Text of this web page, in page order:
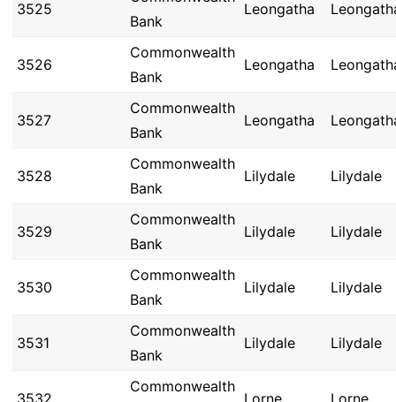
3525
Bank
Leongatha
3526
Commonwealth
Bank
Leongatha
3527
Commonwealth
Bank
Leongatha
3528
Commonwealth
Bank
Lilydale Lilydale
3529
Commonwealth
Bank
Lilydale Lilydale
3530
Commonwealth
Bank
Lilydale Lilydale
3531
Commonwealth
Bank
Lilydale Lilydale
3532
Commonwealth
Lorne Lorne